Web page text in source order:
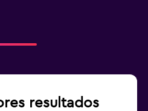
resultados